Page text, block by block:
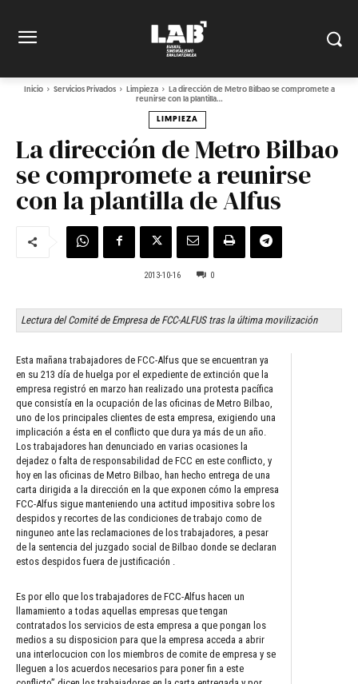
Inicio Servicios Privados Limpieza
La dirección de Metro Bilbao se compromete a
reunirse con la plantilla...
LIMPIEZA
La dirección de Metro Bilbao
se compromete a reunirse
con la plantilla de Alfus
2013-10-16 0
Lectura del Comité de Empresa de FCC-ALFUS tras la última movilización
Esta mañana trabajadores de FCC-Alfus que se encuentran ya
en su 213 día de huelga por el expediente de extinción que la
empresa registró en marzo han realizado una protesta pacífica
que consistía en la ocupación de las oficinas de Metro Bilbao,
uno de los principales clientes de esta empresa, exigiendo una
implicación a ésta en el conflicto que dura ya más de un año.
Los trabajadores han denunciado en varias ocasiones la
dejadez o falta de responsabilidad de FCC en este conflicto, y
hoy en las oficinas de Metro Bilbao, han hecho entrega de una
carta dirigida a la dirección en la que exponen cómo la empresa
FCC-Alfus sigue manteniendo una actitud impositiva sobre los
despidos y recortes de las condiciones de trabajo como de
ninguneo ante las reclamaciones de los trabajadores, a pesar
de la sentencia del juzgado social de Bilbao donde se declaran
estos despidos fuera de justificación .
Es por ello que los trabajadores de FCC-Alfus hacen un
llamamiento a todas aquellas empresas que tengan
contratados los servicios de esta empresa a que pongan los
medios a su disposicion para que la empresa acceda a abrir
una interlocucion con los miembros de comite de empresa y se
lleguen a los acuerdos necesarios para poner fin a este